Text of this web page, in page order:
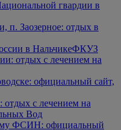
п. Заозерное: отдых в
ФКУЗ
отдых с лечением на
с лечением на
Вод